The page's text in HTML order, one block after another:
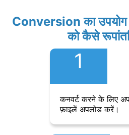
Conversion का
को कैसे
1
कनवर्ट करने के लिए
फ़ाइलें अपलोड करें।